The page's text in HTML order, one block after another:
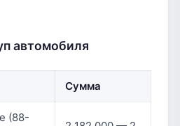
автомобиля
Сумма
(88-